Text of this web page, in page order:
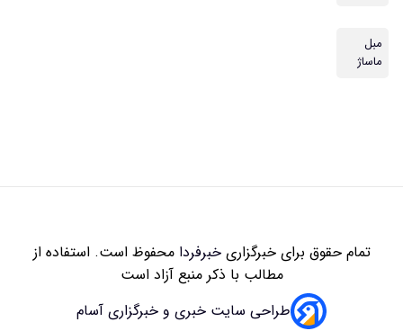
مبل
ماساژ
تمام حقوق برای خبرگزاریخبرفردامحفوظ است. استفاده از
مطالب با ذکر منبع آزاد است
طراحی سایت خبری و خبرگزاری آسام